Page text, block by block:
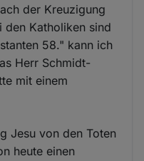
der Kreuzigung
den Katholiken sind
58." kann ich
Herr Schmidt-
mit einem
Jesu von den Toten
heute einen